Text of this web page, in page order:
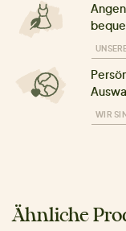
WIR
Ähnliche